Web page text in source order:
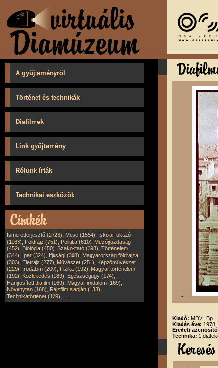
A gyűjteményről
Történet és technikák
Diafilmek
Link gyűjtemény
Rólunk írták
Technikai eszközök
Ismeretterjesztő (2723), Mese (1554), Iskolai, oktató
(1163), Földrajz (751), Politika (610), Mezőgazdaság
(452), Biológia (450), Szakoktató (398), Történelem
(344), Ipar (324), Ifjúsági (308), Magyarország földrajza
(303), Életrajz (277), Művészet (251), Képzőművészet
(229), Irodalom (200), Fizika (192), Magyar történelem
(192), Közlekedés (189), Egészségügy (174),
Hangosított diafilm (169), Magyar irodalom (169),
Növénytan (168), Rajzfilm alapján (133),
Technikatörténet (129), 1
Kiadó: MDV., Bp.
Kiadás éve: 1978
Eredeti
Technika: 1